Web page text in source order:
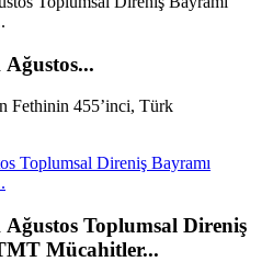
Fethinin 455’inci, Türk
Toplumsal Direniş Bayramı
Toplumsal Direniş
Mücahitler...